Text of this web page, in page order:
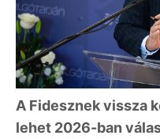
A Fidesznek vissza
lehet 2026-ban